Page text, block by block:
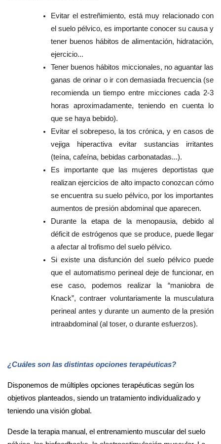
Evitar el estreñimiento, está muy relacionado con
el suelo pélvico, es importante conocer su causa y
tener buenos hábitos de alimentación, hidratación,
ejercicio...
Tener buenos hábitos miccionales, no aguantar las
ganas de orinar o ir con demasiada frecuencia (se
recomienda un tiempo entre micciones cada 2-3
horas aproximadamente, teniendo en cuenta lo
que se haya bebido).
Evitar el sobrepeso, la tos crónica, y en casos de
vejiga hiperactiva evitar sustancias irritantes
(teína, cafeína, bebidas carbonatadas...).
Es importante que las mujeres deportistas que
realizan ejercicios de alto impacto conozcan cómo
se encuentra su suelo pélvico, por los importantes
aumentos de presión abdominal que aparecen.
Durante la etapa de la menopausia, debido al
déficit de estrógenos que se produce, puede llegar
a afectar al trofismo del suelo pélvico.
Si existe una disfunción del suelo pélvico puede
que el automatismo perineal deje de funcionar, en
ese caso, podemos realizar la “maniobra de
Knack”, contraer voluntariamente la musculatura
perineal antes y durante un aumento de la presión
intraabdominal (al toser, o durante esfuerzos).
¿Cuáles son las distintas opciones terapéuticas?
Disponemos de múltiples opciones terapéuticas según los
objetivos planteados, siendo un tratamiento individualizado y
teniendo una visión global.
Desde la terapia manual, el entrenamiento muscular del suelo